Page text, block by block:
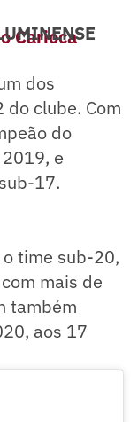
Carioca
dos
clube. Com
do
e
17.
time sub-20,
mais de
também
aos 17